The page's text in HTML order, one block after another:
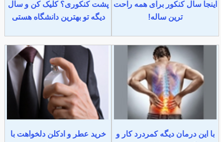
اینجا سال کنکور برای همه راحت
ترین ساله!
پشت کنکوری؟ کلیک کن و سال
دیگه تو بهترین دانشگاه هستی
با این درمان دیگه کمردرد کار و
خرید عطر و ادکلن دلخواهت با